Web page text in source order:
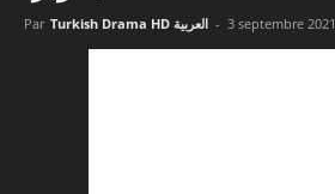
Par Turkish Drama HD العربية - 3 septembre 2021